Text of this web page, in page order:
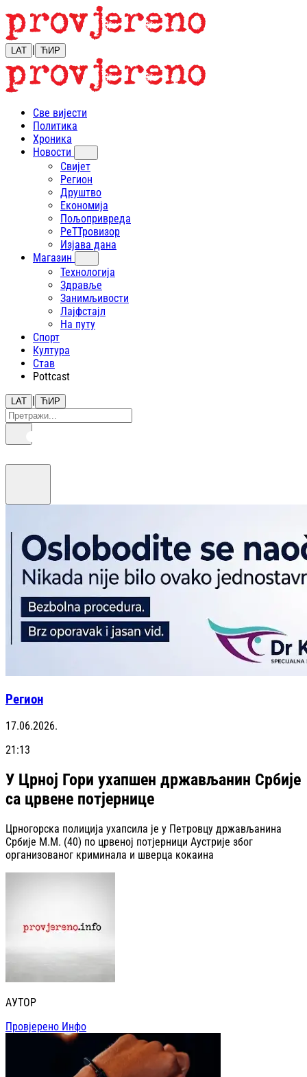
LAT | ЋИР
Све вијести
Политика
Хроника
Новости
Свијет
Регион
Друштво
Економија
Пољопривреда
РеТТровизор
Изјава дана
Магазин
Технологија
Здравље
Занимљивости
Лајфстajл
На путу
Спорт
Култура
Став
Pottcast
LAT | ЋИР
Регион
17.06.2026.
21:13
У Црној Гори ухапшен држављанин Србије
са црвене потјернице
Црногорска полиција ухапсила је у Петровцу држављанина
Србије М.М. (40) по црвеној потјерници Аустрије због
организованог криминала и шверца кокаина
АУТОР
Провјерено Инфо